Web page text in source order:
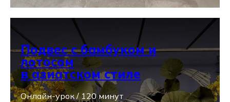
Подвес с бамбуком и
лотосом
в азиатском стиле
Онлайн-урок / 120 минут